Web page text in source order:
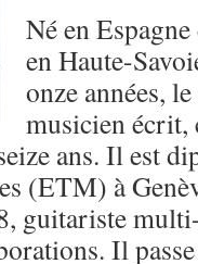
Né en
en Haute-
onze années,
musicien écrit,
ans. Il est
(ETM) à
guitariste
Il